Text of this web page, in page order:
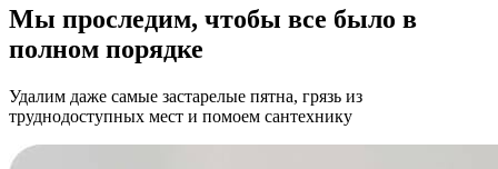
Мы проследим, чтобы все было в
полном порядке
Удалим даже самые застарелые пятна, грязь из
труднодоступных мест и помоем сантехнику